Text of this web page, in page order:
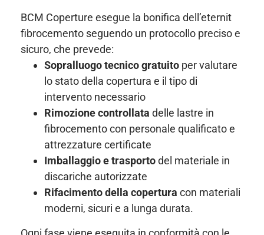
BCM Coperture esegue la bonifica dell’eternit
fibrocemento seguendo un protocollo preciso e
sicuro, che prevede:
Sopralluogo tecnico gratuito per valutare
lo stato della copertura e il tipo di
intervento necessario
Rimozione controllata delle lastre in
fibrocemento con personale qualificato e
attrezzature certificate
Imballaggio e trasportodel materiale in
discariche autorizzate
Rifacimento della copertura con materiali
moderni, sicuri e a lunga durata.